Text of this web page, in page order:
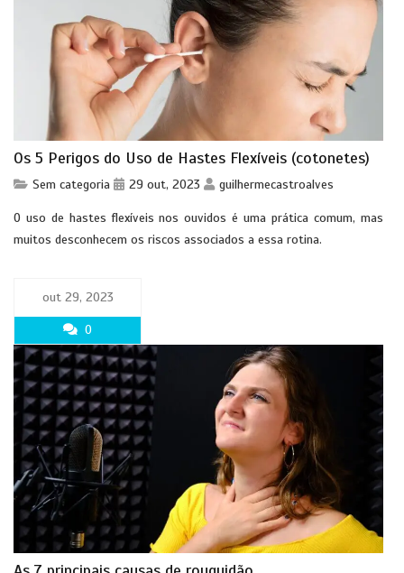
Os 5 Perigos do Uso de Hastes Flexíveis (cotonetes)
Sem categoria 29 out, 2023 guilhermecastroalves
O uso de hastes flexíveis nos ouvidos é uma prática comum, mas
muitos desconhecem os riscos associados a essa rotina.
out 29, 2023
0